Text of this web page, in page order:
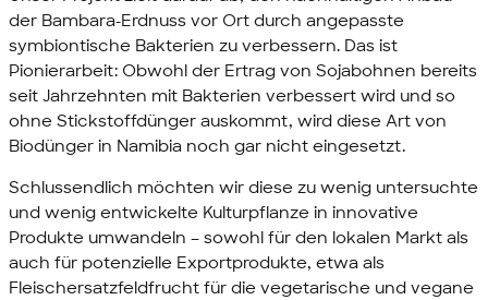
der Bambara-Erdnuss vor Ort durch angepasste
symbiontische Bakterien zu verbessern. Das ist
Pionierarbeit: Obwohl der Ertrag von Sojabohnen bereits
seit Jahrzehnten mit Bakterien verbessert wird und so
ohne Stickstoffdünger auskommt, wird diese Art von
Biodünger in Namibia noch gar nicht eingesetzt.
Schlussendlich möchten wir diese zu wenig untersuchte
und wenig entwickelte Kulturpflanze in innovative
Produkte umwandeln – sowohl für den lokalen Markt als
auch für potenzielle Exportprodukte, etwa als
Fleischersatzfeldfrucht für die vegetarische und vegane